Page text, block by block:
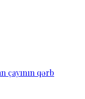
çayının qərb